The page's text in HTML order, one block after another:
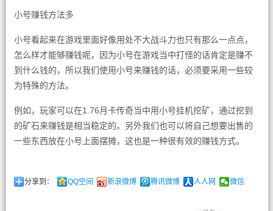
小号赚钱方法多
小号看起来在游戏里面好像用处不大战斗力也只有那么一点点，
怎么样才能够赚钱呢，因为小号在游戏当中打怪的话肯定是赚不
到什么钱的，所以我们使用小号来赚钱的话，必须要采用一些较
为特殊的方法。
例如，玩家可以在1.76月卡传奇当中用小号挂机挖矿，通过挖到
的矿石来赚钱是相当稳定的。另外我们也可以将自己想要出售的
一些东西放在小号上面摆摊，这也是一种很有效的赚钱方式。
分享到： QQ空间 新浪微博 腾讯微博 人人网 微信